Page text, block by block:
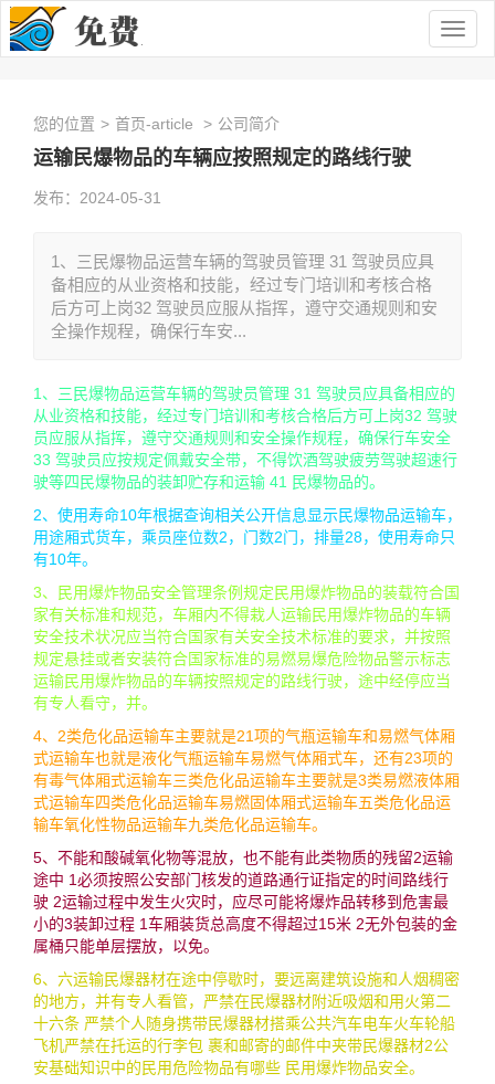
您的位置 > 首页-article > 公司简介
运输民爆物品的车辆应按照规定的路线行驶
发布：2024-05-31
1、三民爆物品运营车辆的驾驶员管理 31 驾驶员应具
备相应的从业资格和技能，经过专门培训和考核合格
后方可上岗32 驾驶员应服从指挥，遵守交通规则和安
全操作规程，确保行车安...
1、三民爆物品运营车辆的驾驶员管理 31 驾驶员应具备相应的
从业资格和技能，经过专门培训和考核合格后方可上岗32 驾驶
员应服从指挥，遵守交通规则和安全操作规程，确保行车安全
33 驾驶员应按规定佩戴安全带，不得饮酒驾驶疲劳驾驶超速行
驶等四民爆物品的装卸贮存和运输 41 民爆物品的。
2、使用寿命10年根据查询相关公开信息显示民爆物品运输车，
用途厢式货车，乘员座位数2，门数2门，排量28，使用寿命只
有10年。
3、民用爆炸物品安全管理条例规定民用爆炸物品的装载符合国
家有关标准和规范，车厢内不得栽人运输民用爆炸物品的车辆
安全技术状况应当符合国家有关安全技术标准的要求，并按照
规定悬挂或者安装符合国家标准的易燃易爆危险物品警示标志
运输民用爆炸物品的车辆按照规定的路线行驶，途中经停应当
有专人看守，并。
4、2类危化品运输车主要就是21项的气瓶运输车和易燃气体厢
式运输车也就是液化气瓶运输车易燃气体厢式车，还有23项的
有毒气体厢式运输车三类危化品运输车主要就是3类易燃液体厢
式运输车四类危化品运输车易燃固体厢式运输车五类危化品运
输车氧化性物品运输车九类危化品运输车。
5、不能和酸碱氧化物等混放，也不能有此类物质的残留2运输
途中 1必须按照公安部门核发的道路通行证指定的时间路线行
驶 2运输过程中发生火灾时，应尽可能将爆炸品转移到危害最
小的3装卸过程 1车厢装货总高度不得超过15米 2无外包装的金
属桶只能单层摆放，以免。
6、六运输民爆器材在途中停歇时，要远离建筑设施和人烟稠密
的地方，并有专人看管，严禁在民爆器材附近吸烟和用火第二
十六条 严禁个人随身携带民爆器材搭乘公共汽车电车火车轮船
飞机严禁在托运的行李包 裹和邮寄的邮件中夹带民爆器材2公
安基础知识中的民用危险物品有哪些 民用爆炸物品安全。